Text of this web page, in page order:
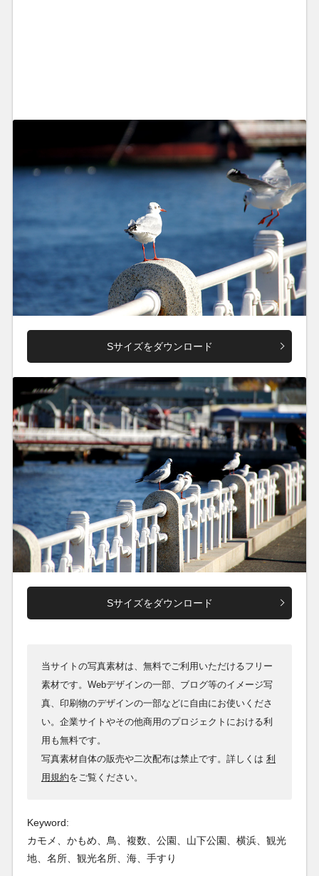
Sサイズをダウンロード
Sサイズをダウンロード
当サイトの写真素材は、無料でご利用いただけるフリー
素材です。Webデザインの一部、ブログ等のイメージ写
真、印刷物のデザインの一部などに自由にお使いくださ
い。企業サイトやその他商用のプロジェクトにおける利
用も無料です。
写真素材自体の販売や二次配布は禁止です。詳しくは 利
用規約をご覧ください。
Keyword:
カモメ、かもめ、鳥、複数、公園、山下公園、横浜、観光
地、名所、観光名所、海、手すり